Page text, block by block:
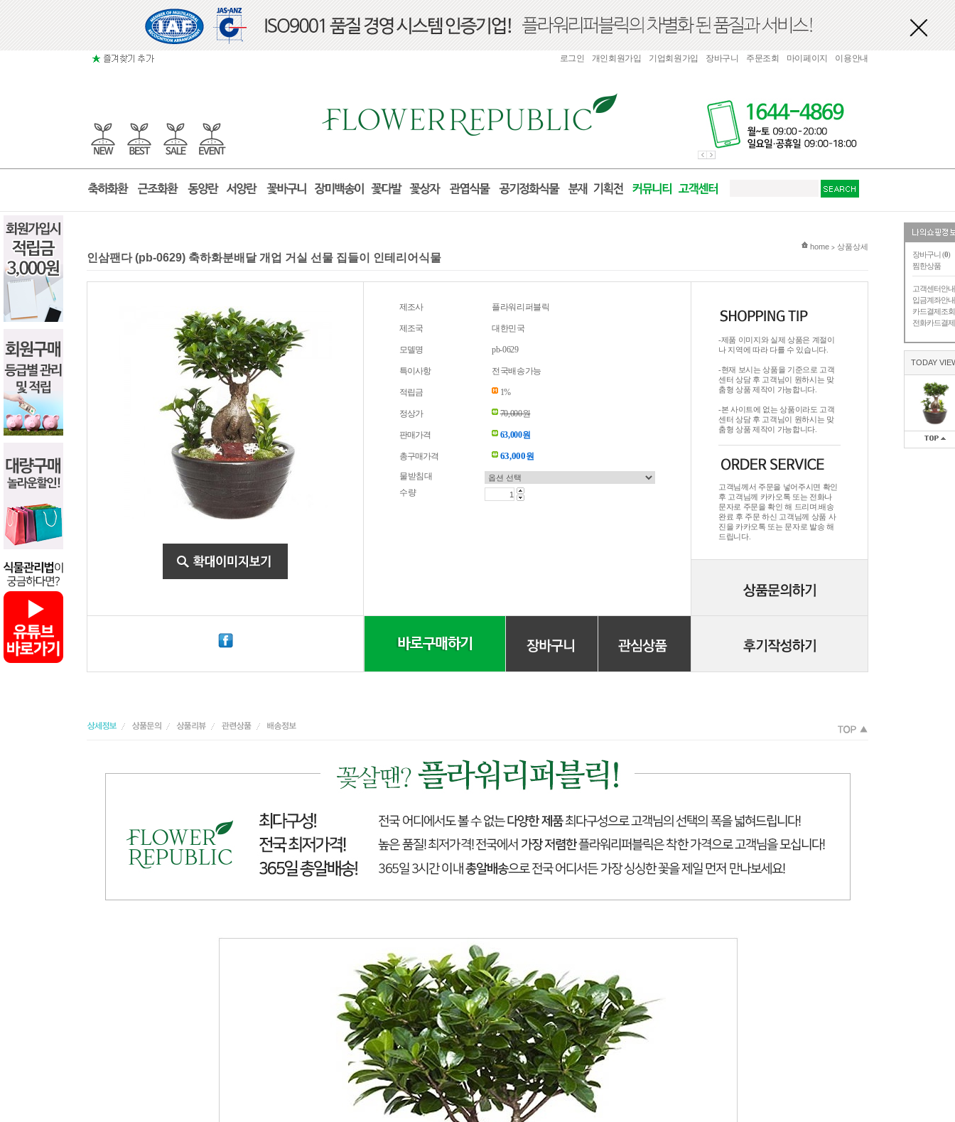
장바구니 (0)
찜한상품
고객센터안내
입금계좌안내
카드결제조회
전화카드결제
TODAY
로그인 개인회원가입 기업회원가입 장바구니 주문조회 마이페이지 이용안내
현재 위치
home > 상품상세
인삼팬다 (pb-0629) 축하화분배달 개업 거실 선물 집들이 인테리어식물
제조사 플라워리퍼블릭
제조국 대한민국
모델명 pb-0629
특이사항 전국배송가능
적립금 1%
정상가 70,000원
판매가격 63,000원
총구매가격 63,000원
물받침대
수량
-제품 이미지와 실제 상품은 계절이
나 지역에 따라 다를 수 있습니다.
-현재 보시는 상품을 기준으로 고객
센터 상담 후 고객님이 원하시는 맞
춤형 상품 제작이 가능합니다.
-본 사이트에 없는 상품이라도 고객
센터 상담 후 고객님이 원하시는 맞
춤형 상품 제작이 가능합니다.
고객님께서 주문을 넣어주시면 확인
후 고객님께 카카오톡 또는 전화나
문자로 주문을 확인 해 드리며.배송
완료 후 주문 하신 고객님께 상품 사
진을 카카오톡 또는 문자로 발송 해
드립니다.